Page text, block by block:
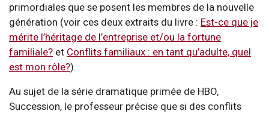
primordiales que se posent les membres de la nouvelle
génération (voir ces deux extraits du livre : Est-ce que je
mérite l’héritage de l’entreprise et/ou la fortune
familiale? et Conflits familiaux : en tant qu’adulte, quel
est mon rôle?).
Au sujet de la série dramatique primée de HBO,
Succession, le professeur précise que si des conflits